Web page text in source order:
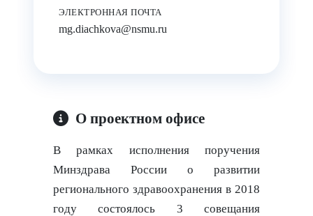
ЭЛЕКТРОННАЯ ПОЧТА
mg.diachkova@nsmu.ru
О проектном офисе
В рамках исполнения поручения
Минздрава России о развитии
регионального здравоохранения в 2018
году состоялось 3 совещания